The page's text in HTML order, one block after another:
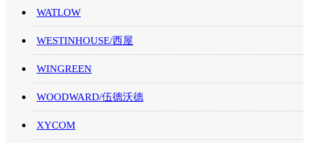
WATLOW
WESTINHOUSE/西屋
WINGREEN
WOODWARD/伍德沃德
XYCOM